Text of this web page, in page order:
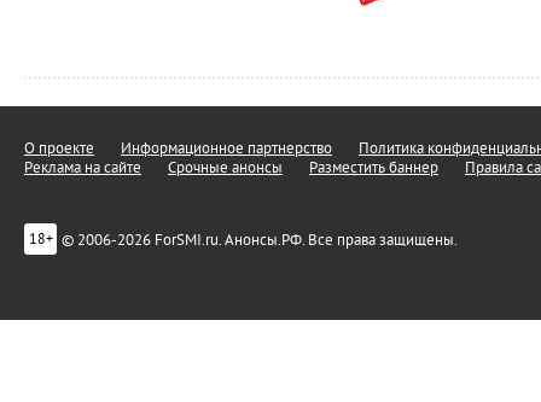
О проекте Информационное партнерство
Политика
Реклама на сайте
Срочные анонсы Разместить баннер Правила
18+ © 2006-2026 ForSMI.ru. Анонсы.РФ. Все права защищены.